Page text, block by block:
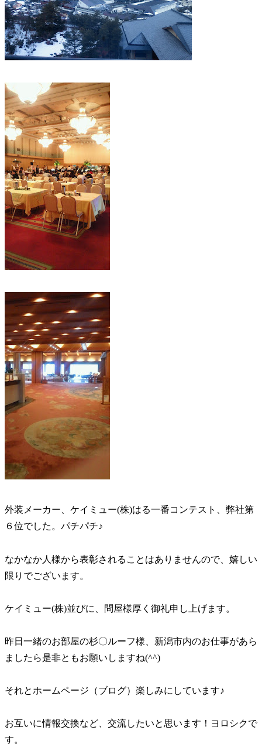
外装メーカー、ケイミュー(株)はる一番コンテスト、弊社第
６位でした。パチパチ♪
なかなか人様から表彰されることはありませんので、嬉しい
限りでございます。
ケイミュー(株)並びに、問屋様厚く御礼申し上げます。
昨日一緒のお部屋の杉〇ルーフ様、新潟市内のお仕事があら
ましたら是非ともお願いしますね(^^)
それとホームページ（ブログ）楽しみにしています♪
お互いに情報交換など、交流したいと思います！ヨロシクで
す。